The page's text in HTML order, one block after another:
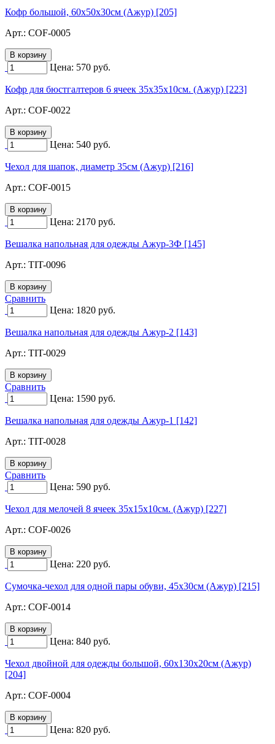
Кофр большой, 60х50х30см (Ажур) [205]
Арт.: COF-0005
Цена: 570 руб.
Кофр для бюстгалтеров 6 ячеек 35х35х10см. (Ажур) [223]
Арт.: COF-0022
Цена: 540 руб.
Чехол для шапок, диаметр 35см (Ажур) [216]
Арт.: COF-0015
Цена: 2170 руб.
Вешалка напольная для одежды Ажур-3Ф [145]
Арт.: TIT-0096
Сравнить
Цена: 1820 руб.
Вешалка напольная для одежды Ажур-2 [143]
Арт.: TIT-0029
Сравнить
Цена: 1590 руб.
Вешалка напольная для одежды Ажур-1 [142]
Арт.: TIT-0028
Сравнить
Цена: 590 руб.
Чехол для мелочей 8 ячеек 35х15х10см. (Ажур) [227]
Арт.: COF-0026
Цена: 220 руб.
Сумочка-чехол для одной пары обуви, 45х30см (Ажур) [215]
Арт.: COF-0014
Цена: 840 руб.
Чехол двойной для одежды большой, 60х130х20см (Ажур)
[204]
Арт.: COF-0004
Цена: 820 руб.